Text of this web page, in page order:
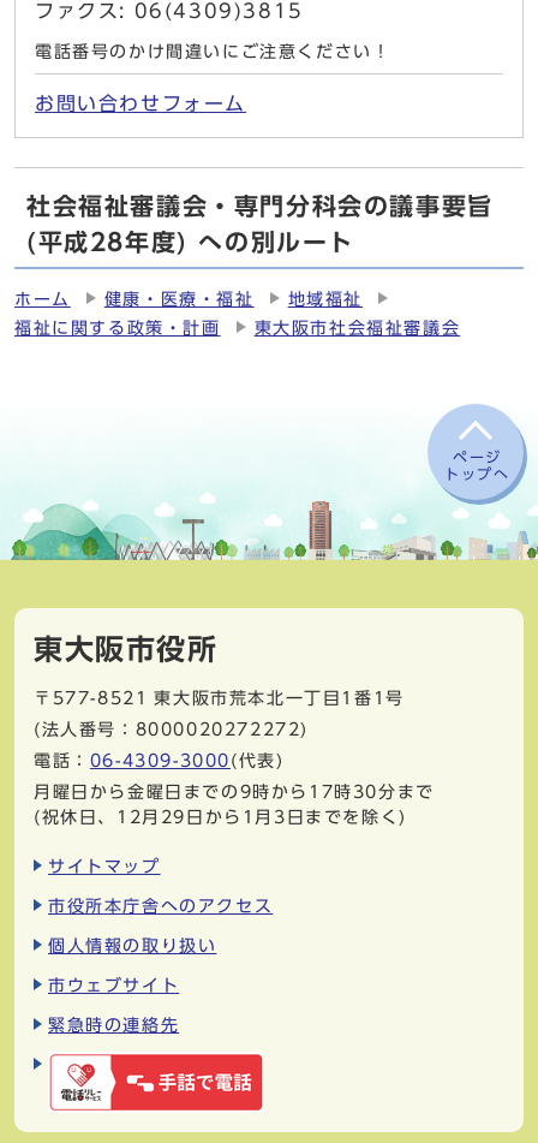
ファクス: 06(4309)3815
電話番号のかけ間違いにご注意ください！
お問い合わせフォーム
社会福祉審議会・専門分科会の議事要旨
(平成28年度) への別ルート
ホーム 健康・医療・福祉
地域福祉
福祉に関する政策・計画
東大阪市社会福祉審議会
ページ
トップへ
東大阪市役所
〒577-8521
東大阪市荒本北一丁目1番1号
(法人番号：8000020272272)
電話： 06-4309-3000 (代表)
月曜日から金曜日までの9時から17時30分まで
(祝休日、12月29日から1月3日までを除く)
サイトマップ
市役所本庁舎へのアクセス
個人情報の取り扱い
市ウェブサイト
緊急時の連絡先